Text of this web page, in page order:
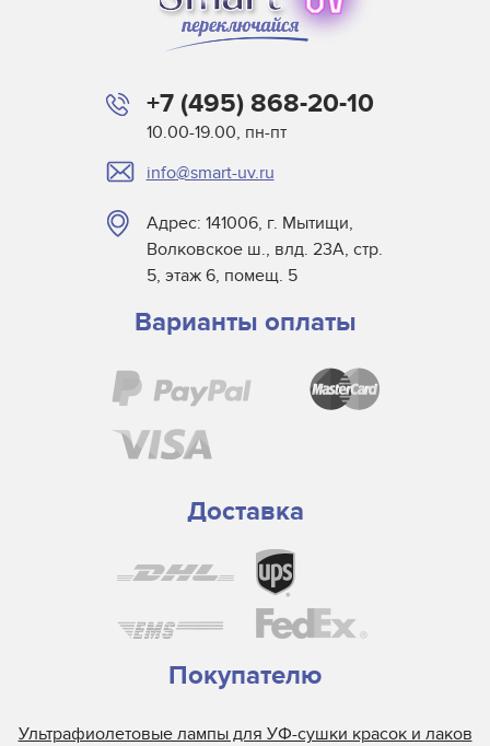
+7 (495) 868-20-10
10.00-19.00, пн-пт
info@smart-uv.ru
Адрес: 141006, г. Мытищи,
Волковское ш., влд. 23А, стр.
5, этаж 6, помещ. 5
Варианты оплаты
Доставка
Покупателю
Ультрафиолетовые лампы для УФ-сушки красок и лаков